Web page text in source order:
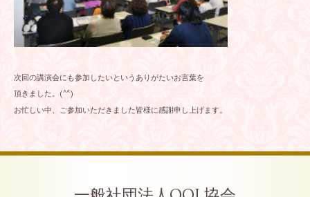
次回の講演会にも参加したいというありがたいお言葉を
頂きました。(^^)
お忙しい中、ご参加いただきました皆様に感謝申し上げます。